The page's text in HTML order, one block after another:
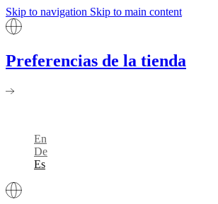
Skip to navigation Skip to main content
Preferencias de la tienda
En
De
Es